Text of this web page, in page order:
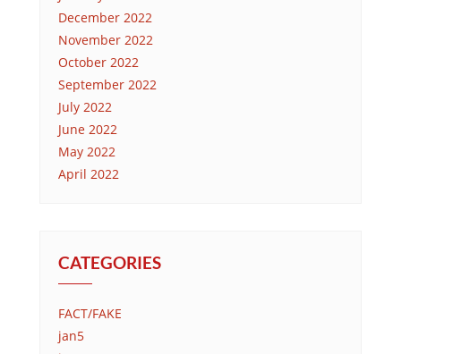
December 2022
November 2022
October 2022
September 2022
July 2022
June 2022
May 2022
April 2022
CATEGORIES
FACT/FAKE
jan5